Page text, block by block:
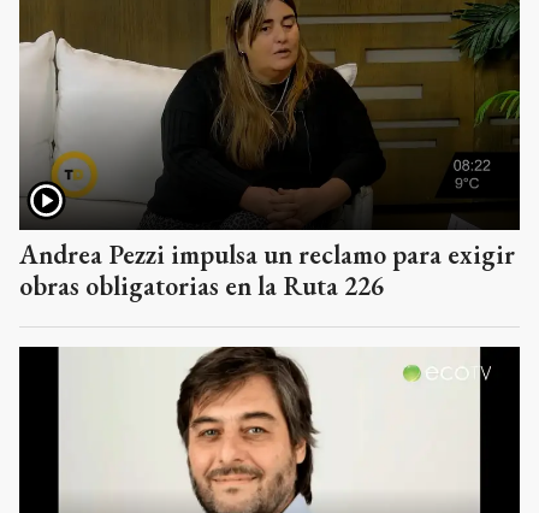
Andrea Pezzi impulsa un reclamo para exigir
obras obligatorias en la Ruta 226